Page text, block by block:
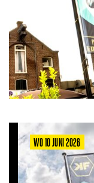
WO 10 JUNI 2026